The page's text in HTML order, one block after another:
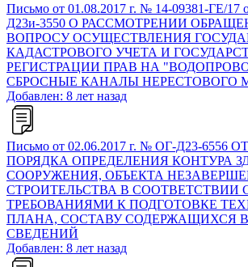
Письмо от 01.08.2017 г. № 14-09381-ГЕ/17
Д23и-3550 О РАССМОТРЕНИИ
ВОПРОСУ ОСУЩЕСТВЛЕНИЯ
КАДАСТРОВОГО УЧЕТА И
РЕГИСТРАЦИИ ПРАВ НА
СБРОСНЫЕ КАНАЛЫ НЕРЕСТОВОГО
Добавлен: 8 лет назад
Письмо от 02.06.2017 г. № ОГ-Д23-
ПОРЯДКА ОПРЕДЕЛЕНИЯ КОНТУРА
СООРУЖЕНИЯ, ОБЪЕКТА
СТРОИТЕЛЬСТВА В СООТВЕТСТВИИ
ТРЕБОВАНИЯМИ К ПОДГОТОВКЕ
ПЛАНА, СОСТАВУ СОДЕРЖАЩИХСЯ
СВЕДЕНИЙ
Добавлен: 8 лет назад